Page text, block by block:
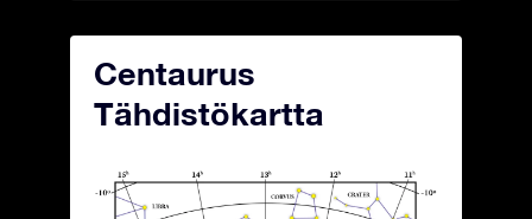
Centaurus
Tähdistökartta